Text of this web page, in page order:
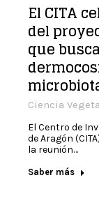
El CITA
del
que
Ciencia
El Centro de
de Aragón
la reunión…
Saber más